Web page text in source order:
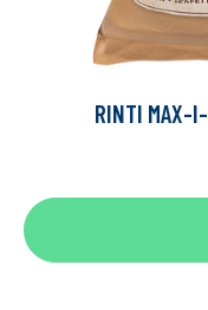
RINTI MAX-I-